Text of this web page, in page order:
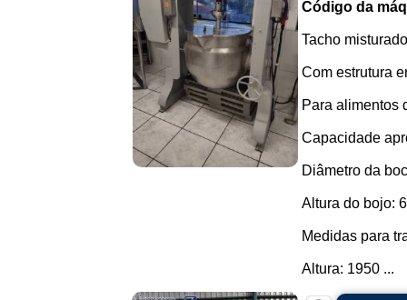
Código da
Tacho
Com estrutura
Para alimentos
Capacidade
Diâmetro da
Altura do bojo:
Medidas para
Altura: 1950 ...